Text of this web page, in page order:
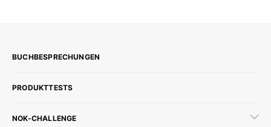
BUCHBESPRECHUNGEN
PRODUKTTESTS
NOK-CHALLENGE